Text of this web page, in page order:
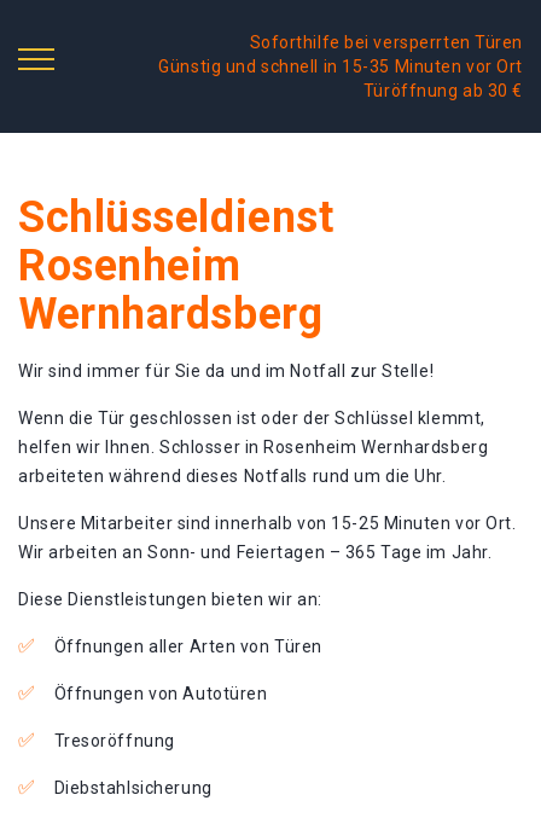
Soforthilfe bei versperrten Türen
Günstig und schnell in 15-35 Minuten vor Ort
Türöffnung ab 30 €
Schlüsseldienst
Rosenheim
Wernhardsberg
Wir sind immer für Sie da und im Notfall zur Stelle!
Wenn die Tür geschlossen ist oder der Schlüssel klemmt,
helfen wir Ihnen. Schlosser in Rosenheim Wernhardsberg
arbeiteten während dieses Notfalls rund um die Uhr.
Unsere Mitarbeiter sind innerhalb von 15-25 Minuten vor Ort.
Wir arbeiten an Sonn- und Feiertagen – 365 Tage im Jahr.
Diese Dienstleistungen bieten wir an:
Öffnungen aller Arten von Türen
Öffnungen von Autotüren
Tresoröffnung
Diebstahlsicherung